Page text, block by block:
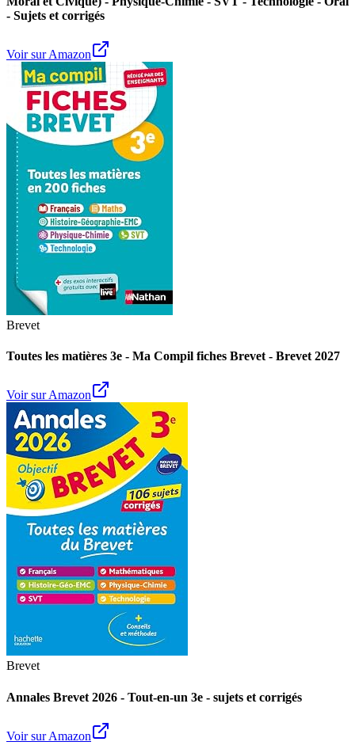
- Sujets et corrigés
Voir sur Amazon
Brevet
Toutes les matières 3e - Ma Compil fiches Brevet - Brevet 2027
Voir sur Amazon
Brevet
Annales Brevet 2026 - Tout-en-un 3e - sujets et corrigés
Voir sur Amazon